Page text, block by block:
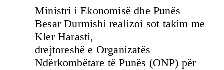
Ministri i Ekonomisë dhe Punës
Besar Durmishi realizoi sot takim me
Kler Harasti,
drejtoreshë e Organizatës
Ndërkombëtare të Punës (ONP) për